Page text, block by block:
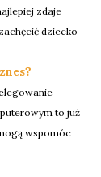
zdaje
dziecko
to już
wspomóc